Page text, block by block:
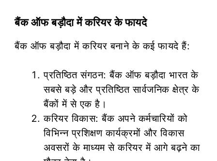
बैंक ऑफ बड़ौदा में करियर के फायदे
बैंक ऑफ बड़ौदा में करियर बनाने के कई फायदे हैं:
प्रतिष्ठित संगठन: बैंक ऑफ बड़ौदा भारत के
सबसे बड़े और प्रतिष्ठित सार्वजनिक क्षेत्र के
बैंकों में से एक है।
करियर विकास: बैंक अपने कर्मचारियों को
विभिन्न प्रशिक्षण कार्यक्रमों और विकास
अवसरों के माध्यम से करियर में आगे बढ़ने का